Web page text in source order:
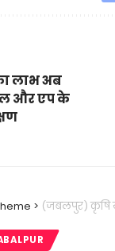
लाभ अब
और एप के
> (जबलपुर) कृषि